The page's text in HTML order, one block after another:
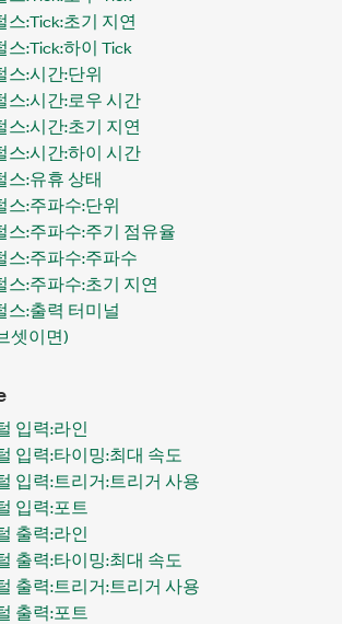
스:Tick:초기 지연
스:Tick:하이 Tick
스:시간:단위
스:시간:로우 시간
스:시간:초기 지연
스:시간:하이 시간
스:유휴 상태
스:주파수:단위
스:주파수:주기 점유율
스:주파수:주파수
스:주파수:초기 지연
스:출력 터미널
셋이면)
입력:라인
입력:타이밍:최대 속도
입력:트리거:트리거 사용
입력:포트
출력:라인
출력:타이밍:최대 속도
출력:트리거:트리거 사용
출력:포트